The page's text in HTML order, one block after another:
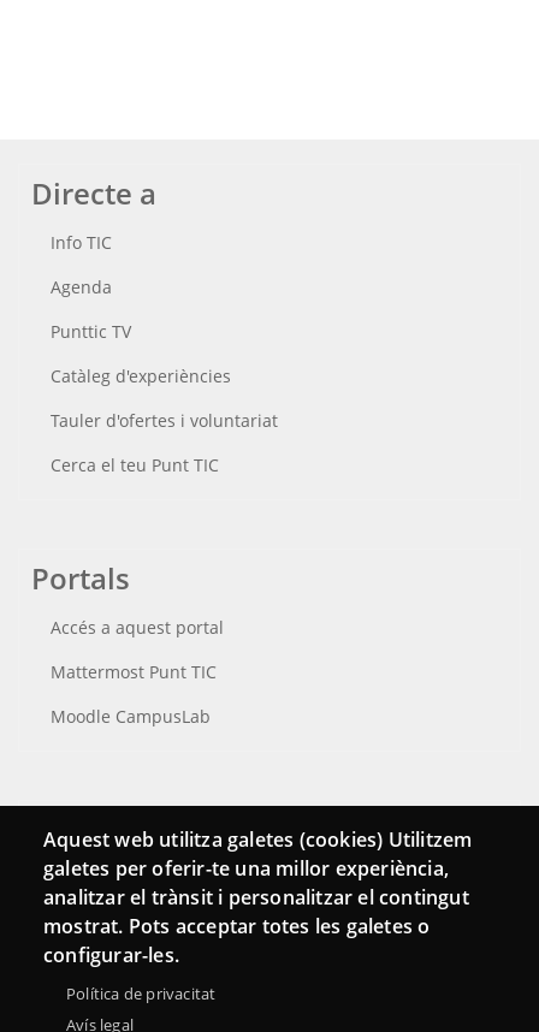
Directe a
Info TIC
Agenda
Punttic TV
Catàleg d'experiències
Tauler d'ofertes i voluntariat
Cerca el teu Punt TIC
Portals
Accés a aquest portal
Mattermost Punt TIC
Moodle CampusLab
Connecta
Bustia de contacte
Butlletins
Aquest web utilitza galetes (cookies) Utilitzem
galetes per oferir-te una millor experiència,
analitzar el trànsit i personalitzar el contingut
mostrat. Pots acceptar totes les galetes o
configurar-les.
Política de privacitat
Avís legal